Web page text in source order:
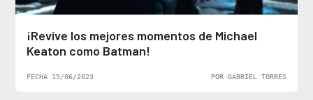
¡Revive los mejores momentos de Michael
Keaton como Batman!
FECHA 15/06/2023 POR GABRIEL TORRES